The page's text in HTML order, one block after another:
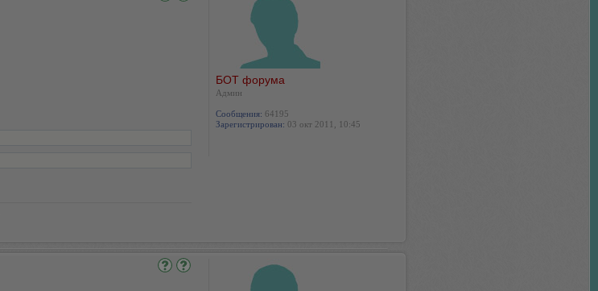
БОТ форума
Админ
Сообщения: 64195
Зарегистрирован: 03 окт 2011, 10:45